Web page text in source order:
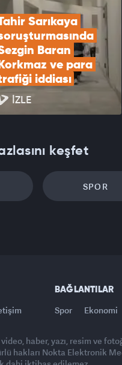
Sarıkaya
Baran
ve para
iddiası
İZLE
keşfet
SPOR
BAĞLANTILAR
Spor Ekonomi
haber, yazı, resim ve
hakları Nokta Elektronik